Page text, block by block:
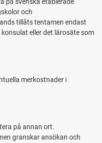
och
tillåts tentamen endast
eller det lärosäte som
merkostnader i
på annan ort.
granskar ansökan och